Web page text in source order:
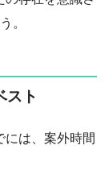
。
スト
には、案外時間